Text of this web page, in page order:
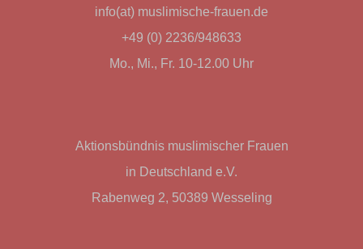
info(at) muslimische-frauen.de
+49 (0) 2236/948633
Mo., Mi., Fr. 10-12.00 Uhr
Aktionsbündnis muslimischer Frauen
in Deutschland e.V.
Rabenweg 2, 50389 Wesseling